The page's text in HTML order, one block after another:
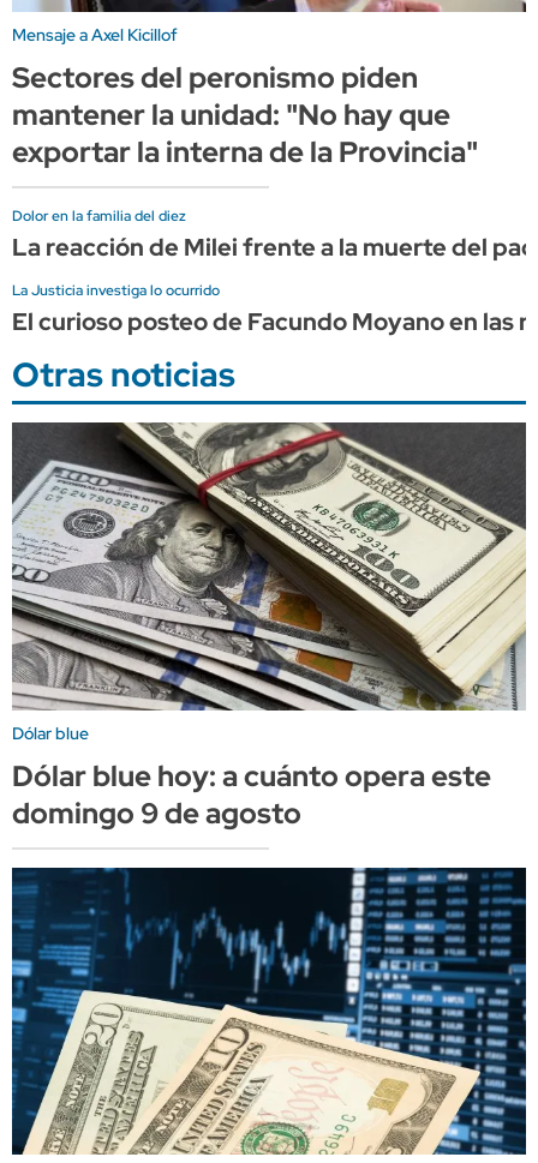
Mensaje a Axel Kicillof
Sectores del peronismo piden
mantener la unidad: "No hay que
exportar la interna de la Provincia"
Dolor en la familia del diez
La reacción de Milei frente a la muerte del
La Justicia investiga lo ocurrido
El curioso posteo de Facundo Moyano en las
Otras noticias
Dólar blue
Dólar blue hoy: a cuánto opera este
domingo 9 de agosto